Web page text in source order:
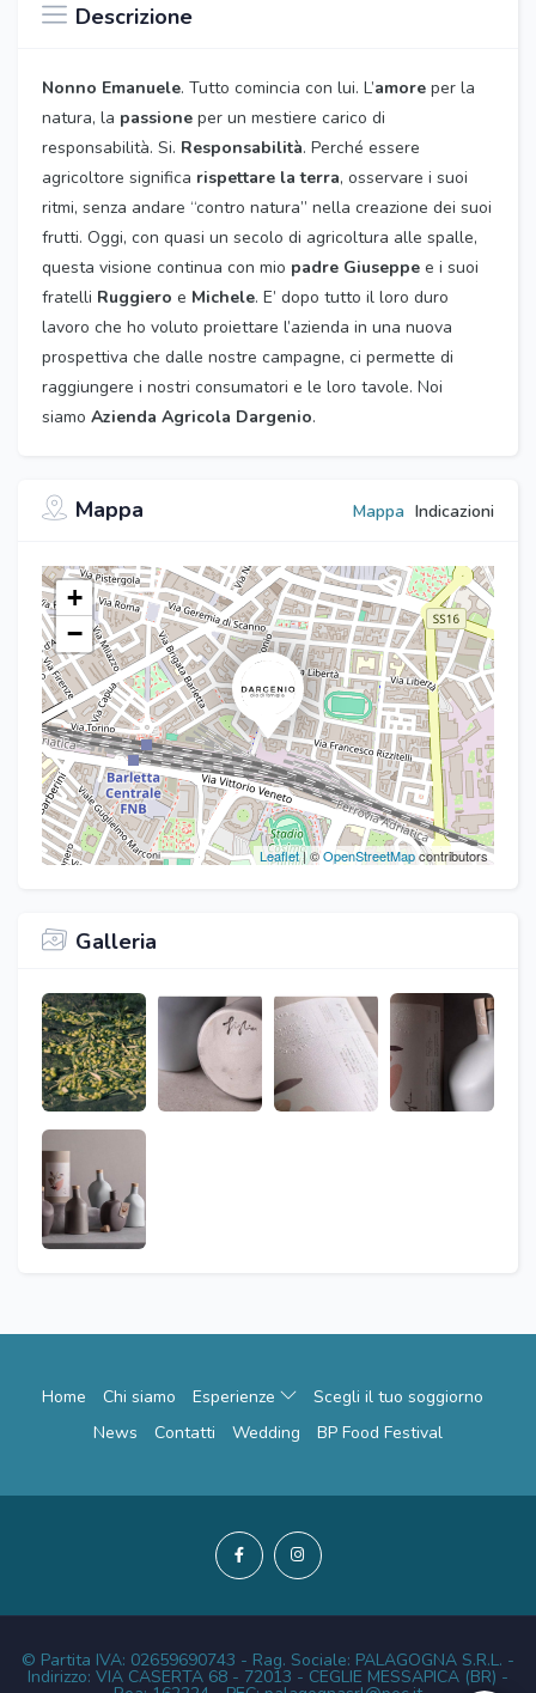
Descrizione
Nonno Emanuele. Tutto comincia con lui. L’amore per la
natura, la passione per un mestiere carico di
responsabilità. Si. Responsabilità. Perché essere
agricoltore significa rispettare la terra, osservare i suoi
ritmi, senza andare “contro natura” nella creazione dei suoi
frutti. Oggi, con quasi un secolo di agricoltura alle spalle,
questa visione continua con mio padre Giuseppe e i suoi
fratelli Ruggiero e Michele. E’ dopo tutto il loro duro
lavoro che ho voluto proiettare l’azienda in una nuova
prospettiva che dalle nostre campagne, ci permette di
raggiungere i nostri consumatori e le loro tavole. Noi
siamo Azienda Agricola Dargenio.
Mappa Mappa Indicazioni
+
−
Leaflet| ©OpenStreetMapcontributors
Galleria
Home Chi siamo Esperienze
Scegli il tuo soggiorno
News
Contatti Wedding BP Food Festival
© Partita IVA: 02659690743 - Rag. Sociale: PALAGOGNA S.R.L. -
Indirizzo: VIA CASERTA 68 - 72013 - CEGLIE MESSAPICA (BR) -